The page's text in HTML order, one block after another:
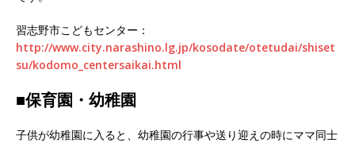
習志野市こどもセンター：
http://www.city.narashino.lg.jp/kosodate/otetudai/shiset
su/kodomo_centersaikai.html
■保育園・幼稚園
子供が幼稚園に入ると、幼稚園の行事や送り迎えの時にママ同士